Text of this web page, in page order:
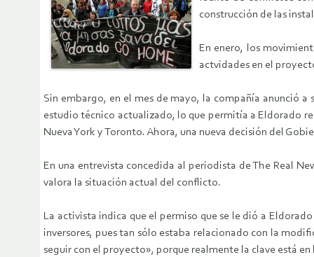
construcción de las
En enero, los
actvidades en el
Sin embargo, en el mes de mayo, la compañía anunció
estudio técnico actualizado, lo que permitía a Eldorado
Nueva York y Toronto. Ahora, una nueva decisión del
En una entrevista concedida al periodista de The Real
valora la situación actual del conflicto.
La activista indica que el permiso que se le dió a
inversores, pues tan sólo estaba relacionado con la
seguir con el proyecto», porque realmente la clave está